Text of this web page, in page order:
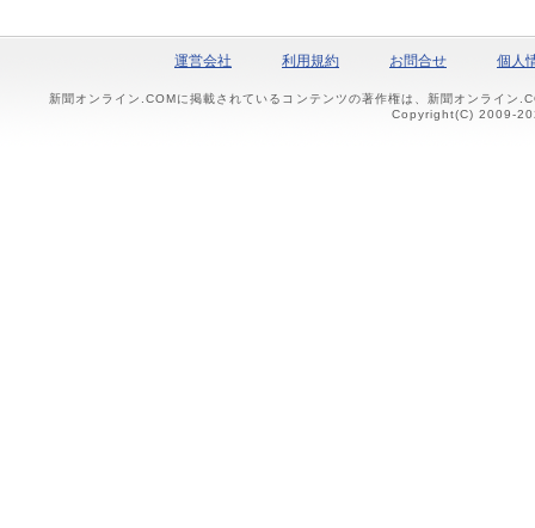
運営会社 利用規約 お問合せ 個人
新聞オンライン.COMに掲載されているコンテンツの著作権は、新聞オンライン
Copyright(C) 2009-